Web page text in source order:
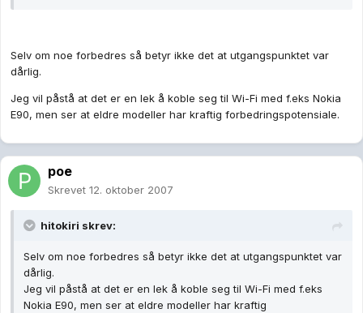
Selv om noe forbedres så betyr ikke det at utgangspunktet var
dårlig.
Jeg vil påstå at det er en lek å koble seg til Wi-Fi med f.eks Nokia
E90, men ser at eldre modeller har kraftig forbedringspotensiale.
poe
Skrevet 12. oktober 2007
hitokiri skrev:
Selv om noe forbedres så betyr ikke det at utgangspunktet var
dårlig.
Jeg vil påstå at det er en lek å koble seg til Wi-Fi med f.eks
Nokia E90, men ser at eldre modeller har kraftig